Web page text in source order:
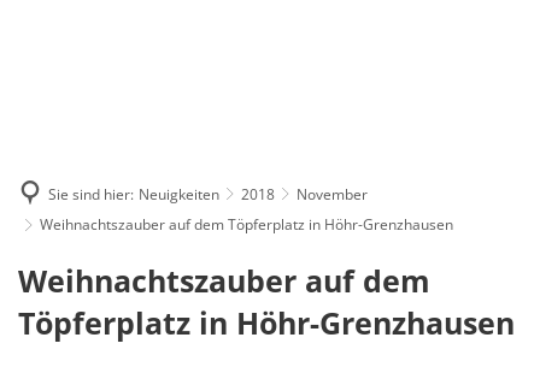
Sie sind hier: Neuigkeiten 2018
November
Weihnachtszauber auf dem Töpferplatz in Höhr-Grenzhausen
Weihnachtszauber auf dem
Töpferplatz in Höhr-Grenzhausen